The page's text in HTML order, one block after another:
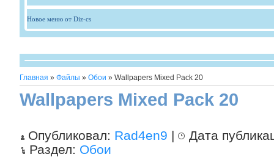
Новое меню от Diz-cs
Главная » Файлы » Обои » Wallpapers Mixed Pack 20
Wallpapers Mixed Pack 20
Опубликовал: Rad4en9 |
Дата
Раздел: Обои